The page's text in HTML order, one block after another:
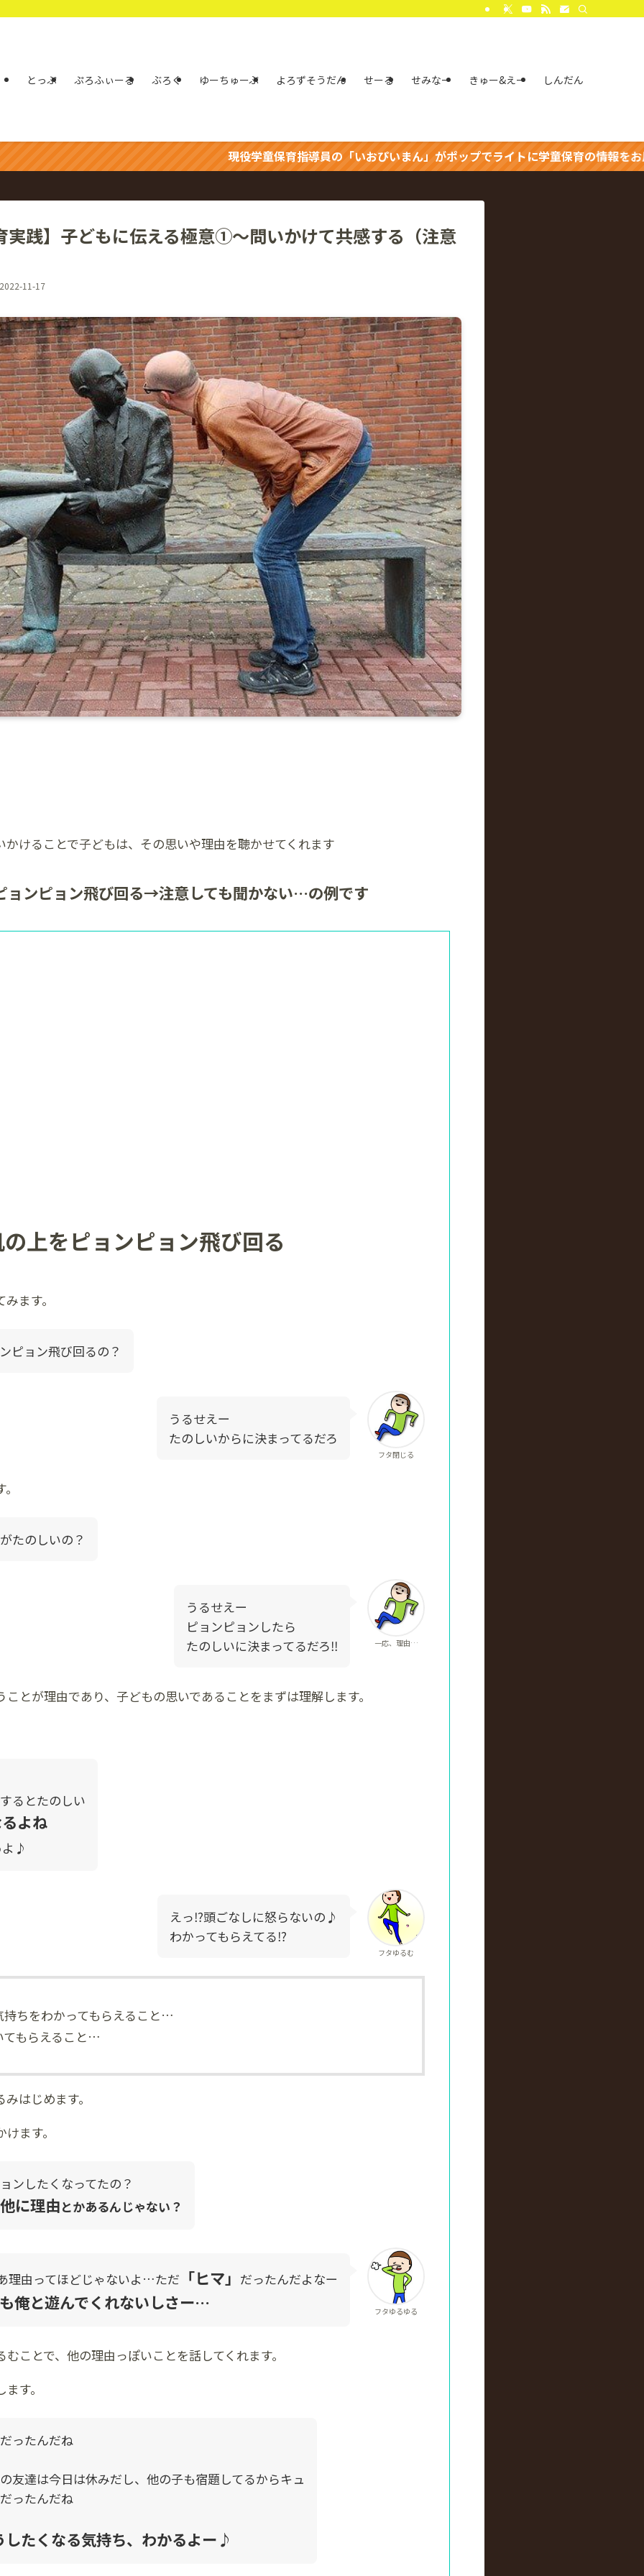
とっぷ ぷろふぃーる ぶろぐ ゆーちゅーぶ よろずそうだん せーる せみなー きゅー&えー しんだん
現役学童保育指導員の「いおぴいまん」がポップでライトに学童保育の情報をお届け中☆
実践】子どもに伝える極意①〜問いかけて共感する（注意
11-17
けることで子どもは、その思いや理由を聴かせてくれます
ョンピョン飛び回る→注意しても聞かない…の例です
上をピョンピョン飛び回る
ます。
ピョン飛び回るの？
フタ閉じる
うるせえー
たのしいからに決まってるだろ
たのしいの？
一応、理由…
うるせえー
ピョンピョンしたら
たのしいに決まってるだろ‼
とが理由であり、子どもの思いであることをまずは理解します。
るとたのしい
よね
よ♪
フタゆるむ
えっ⁉頭ごなしに怒らないの♪
わかってもらえてる⁉
持ちをわかってもらえること…
てもらえること…
はじめます。
ます。
ンしたくなってたの？
他に理由とかあるんじゃない？
フタゆるゆる
理由ってほどじゃないよ…ただ 「ヒマ」 だったんだよなー
俺と遊んでくれないしさー…
ことで、他の理由っぽいことを話してくれます。
す。
ったんだね
友達は今日は休みだし、他の子も宿題してるからキュ
ったんだね
したくなる気持ち、わかるよー♪